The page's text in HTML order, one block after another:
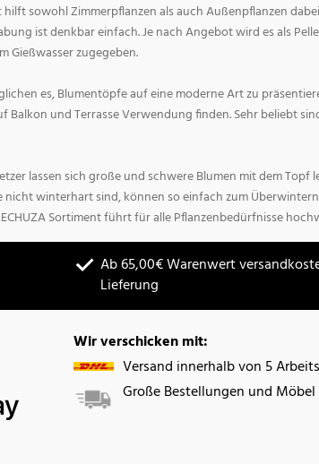
hilft sowohl Zimmerpflanzen als auch Außenpflanzen
ist denkbar einfach. Je nach Angebot wird es als
Gießwasser zugegeben.
es, Blumentöpfe auf eine moderne Art zu
Balkon und Terrasse Verwendung finden. Sehr beliebt
lassen sich große und schwere Blumen mit dem Topf
winterhart sind, können so einfach zum
Sortiment führt für alle Pflanzenbedürfnisse
Ab 65,00€ Warenwert
Lieferung
Wir verschicken mit:
Versand innerhalb von 5
Große Bestellungen und